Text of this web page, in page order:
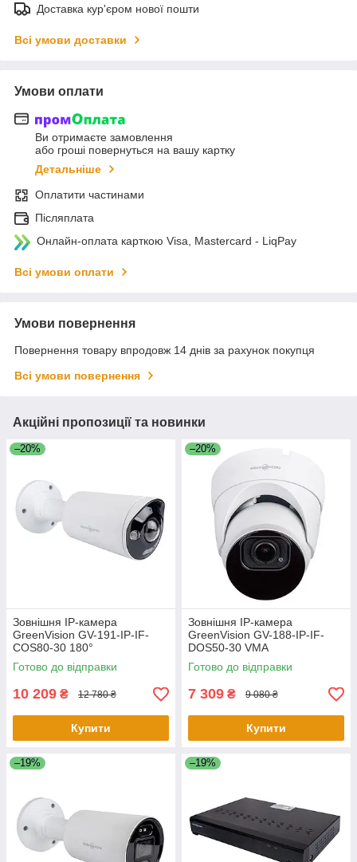
Доставка кур'єром нової пошти
Всі умови доставки
Умови оплати
Ви отримаєте замовлення
або гроші повернуться на вашу картку
Детальніше
Оплатити частинами
Післяплата
Онлайн-оплата карткою Visa, Mastercard - LiqPay
Всі умови оплати
Умови повернення
Повернення товару впродовж 14 днів за рахунок покупця
Всі умови повернення
Акційні пропозиції та новинки
–20%
Зовнішня IP-камера
GreenVision GV-191-IP-IF-
COS80-30 180°
Готово до відправки
10 209 ₴ 12 780 ₴
Купити
–20%
Зовнішня IP-камера
GreenVision GV-188-IP-IF-
DOS50-30 VMA
Готово до відправки
7 309 ₴ 9 080 ₴
Купити
–19% –19%